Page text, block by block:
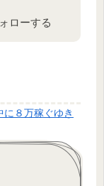
ローする
に８万稼ぐゆき